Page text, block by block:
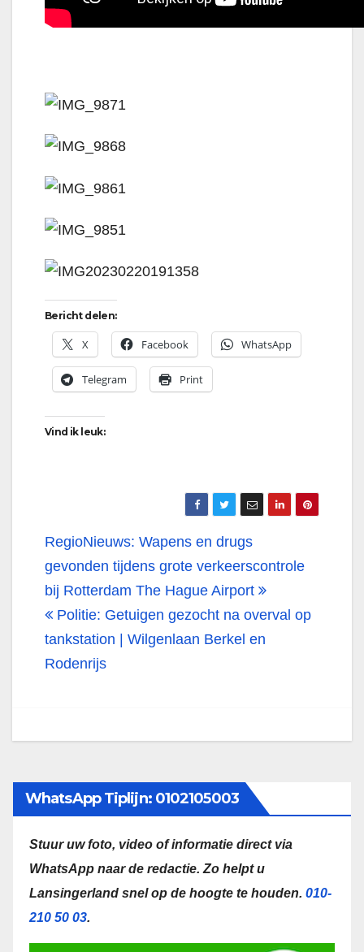
Bericht delen:
X Facebook WhatsApp
Telegram Print
Vind ik leuk:
Bericht
navigatie
RegioNieuws: Wapens en drugs
gevonden tijdens grote verkeerscontrole
bij Rotterdam The Hague Airport
Politie: Getuigen gezocht na overval op
tankstation | Wilgenlaan Berkel en
Rodenrijs
WhatsApp Tiplijn: 0102105003
Stuur uw foto, video of informatie direct via
WhatsApp naar de redactie. Zo helpt u
Lansingerland snel op de hoogte te houden. 010-
210 50 03.